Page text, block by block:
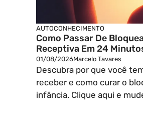
AUTOCONHECIMENTO
Como Passar De
Receptiva Em 24
01/08/2026Marcelo Tavares
Descubra por que você
receber e como curar o
infância. Clique aqui e